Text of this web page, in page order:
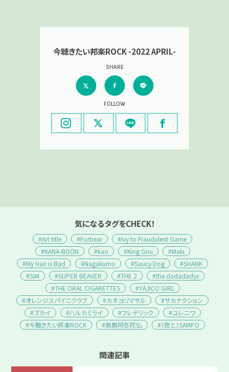
今聴きたい邦楽ROCK -2022 APRIL-
SHARE
FOLLOW
気になるタグをCHECK！
#Art title #Forbear
#Ivy to Fraudulent Game
#KANA-BOON
#kao #King Gnu
#Maki
#My Hair is Bad
#Nagakumo #Saucy Dog
#SHANK
#SiM
#SUPER BEAVER #THE 2
#the dadadadys
#THE ORAL CIGARETTES
#YAJICO GIRL
#オレンジスパイニクラブ
#カネヨリマサル
#サカナクション
#ズカイ
#ハルカミライ #フレデリック
#ユレニワ
#今聴きたい邦楽ROCK
#南無阿弥陀仏 #（夜と）SAMPO
関連記事